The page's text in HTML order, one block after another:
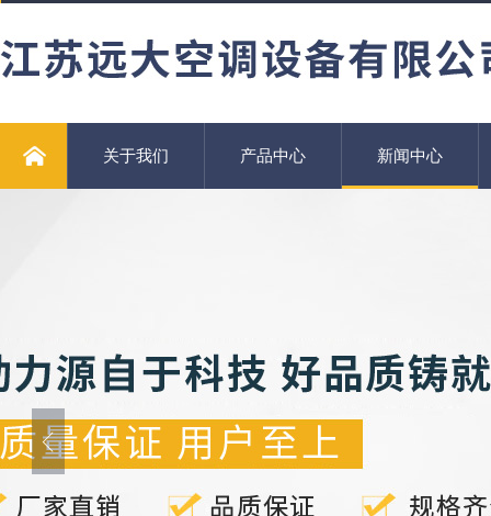
关于我们 产品中心 新闻中心